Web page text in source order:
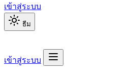
เข้าสู่ระบบ
ธีม
เข้าสู่ระบบ